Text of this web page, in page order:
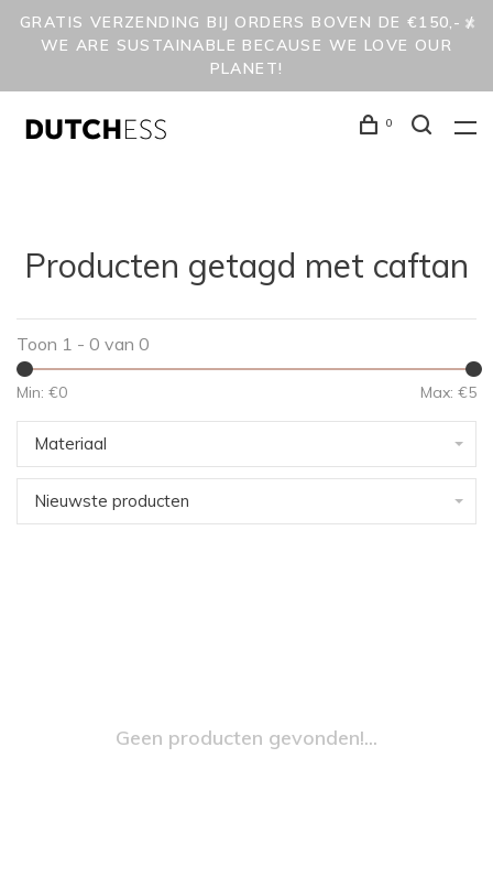
GRATIS VERZENDING BIJ ORDERS BOVEN DE €150,- /
WE ARE SUSTAINABLE BECAUSE WE LOVE OUR
PLANET!
0
Producten getagd met caftan
Toon 1 - 0 van 0
Min: €0 Max: €5
Materiaal
Nieuwste producten
Geen producten gevonden!...